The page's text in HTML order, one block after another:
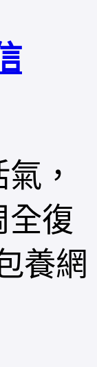
，
全復
養網